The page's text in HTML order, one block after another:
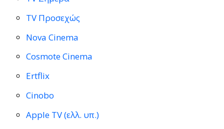
TV Προσεχώς
Nova Cinema
Cosmote Cinema
Ertflix
Cinobo
Apple TV (ελλ. υπ.)